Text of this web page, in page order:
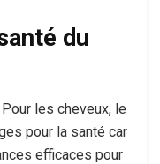
du
Pour les cheveux, le
pour la santé car
efficaces pour